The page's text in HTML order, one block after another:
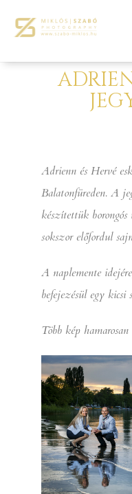
Adrienn és Hervé
Balatonfüreden. A
készítettük
sokszor előfordul
A naplemente
befejezésül egy
Több kép